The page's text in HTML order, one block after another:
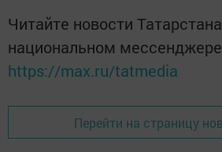
Читайте новости
национальном
https://max.ru/tatmedia
Перейти на страницу